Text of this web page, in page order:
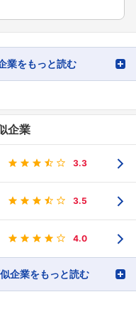
業をもっと読む
企業
3.3
3.5
4.0
企業をもっと読む